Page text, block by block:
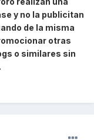
y no la publicitan
de la misma
otras
o similares sin